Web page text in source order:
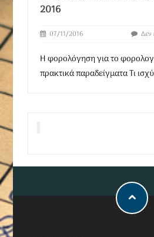
2016
07/11/2016 Δεν
H φορολόγηση για το
πρακτικά παραδείγματα Τι